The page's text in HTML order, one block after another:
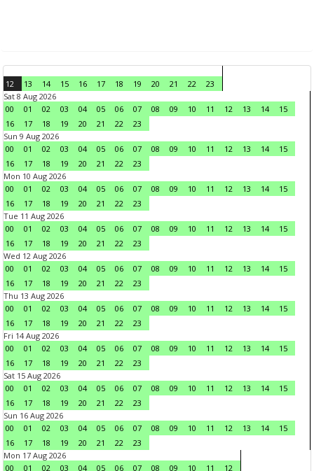
12 13 14 15 16 17 18 19 20 21 22
23
Sat 8 Aug 2026
00
01 02 03 04 05 06 07 08 09 10 11 12 13 14
15
16
17 18 19 20 21 22
23
Sun 9 Aug 2026
00
01 02 03 04 05 06 07 08 09 10 11 12 13 14
15
16
17 18 19 20 21 22
23
Mon 10 Aug 2026
00
01 02 03 04 05 06 07 08 09 10 11 12 13 14
15
16
17 18 19 20 21 22
23
Tue 11 Aug 2026
00
01 02 03 04 05 06 07 08 09 10 11 12 13 14
15
16
17 18 19 20 21 22
23
Wed 12 Aug 2026
00
01 02 03 04 05 06 07 08 09 10 11 12 13 14
15
16
17 18 19 20 21 22
23
Thu 13 Aug 2026
00
01 02 03 04 05 06 07 08 09 10 11 12 13 14
15
16
17 18 19 20 21 22
23
Fri 14 Aug 2026
00
01 02 03 04 05 06 07 08 09 10 11 12 13 14
15
16
17 18 19 20 21 22
23
Sat 15 Aug 2026
00
01 02 03 04 05 06 07 08 09 10 11 12 13 14
15
16
17 18 19 20 21 22
23
Sun 16 Aug 2026
00
01 02 03 04 05 06 07 08 09 10 11 12 13 14
15
16
17 18 19 20 21 22
23
Mon 17 Aug 2026
00
01 02 03 04 05 06 07 08 09 10 11 12